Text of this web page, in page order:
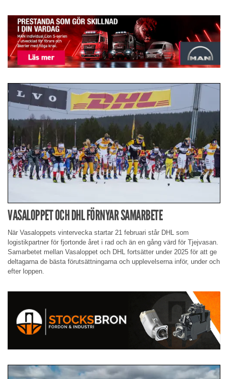
VASALOPPET OCH DHL FÖRNYAR SAMARBETE
När Vasaloppets vintervecka startar 21 februari står DHL som
logistikpartner för fjortonde året i rad och än en gång värd för Tjejvasan.
Samarbetet mellan Vasaloppet och DHL fortsätter under 2025 för att ge
deltagarna de bästa förutsättningarna och upplevelserna inför, under och
efter loppen.